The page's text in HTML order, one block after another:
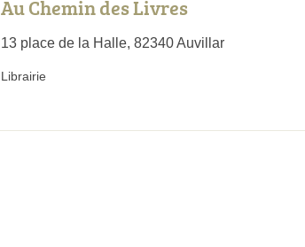
Au Chemin des Livres
13 place de la Halle, 82340 Auvillar
Librairie